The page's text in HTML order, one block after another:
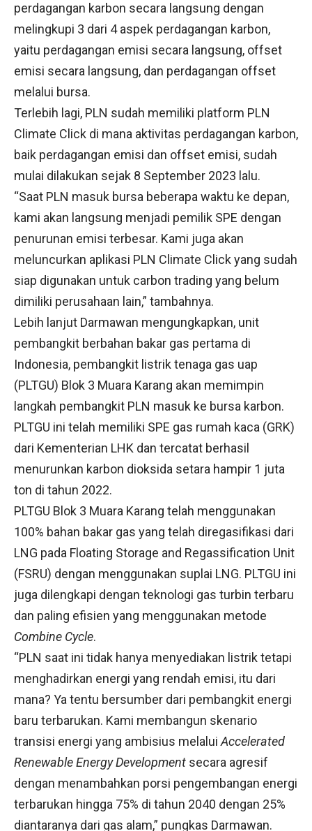
perdagangan karbon secara langsung dengan
melingkupi 3 dari 4 aspek perdagangan karbon,
yaitu perdagangan emisi secara langsung, offset
emisi secara langsung, dan perdagangan offset
melalui bursa.
Terlebih lagi, PLN sudah memiliki platform PLN
Climate Click di mana aktivitas perdagangan karbon,
baik perdagangan emisi dan offset emisi, sudah
mulai dilakukan sejak 8 September 2023 lalu.
“Saat PLN masuk bursa beberapa waktu ke depan,
kami akan langsung menjadi pemilik SPE dengan
penurunan emisi terbesar. Kami juga akan
meluncurkan aplikasi PLN Climate Click yang sudah
siap digunakan untuk carbon trading yang belum
dimiliki perusahaan lain,” tambahnya.
Lebih lanjut Darmawan mengungkapkan, unit
pembangkit berbahan bakar gas pertama di
Indonesia, pembangkit listrik tenaga gas uap
(PLTGU) Blok 3 Muara Karang akan memimpin
langkah pembangkit PLN masuk ke bursa karbon.
PLTGU ini telah memiliki SPE gas rumah kaca (GRK)
dari Kementerian LHK dan tercatat berhasil
menurunkan karbon dioksida setara hampir 1 juta
ton di tahun 2022.
PLTGU Blok 3 Muara Karang telah menggunakan
100% bahan bakar gas yang telah diregasifikasi dari
LNG pada Floating Storage and Regassification Unit
(FSRU) dengan menggunakan suplai LNG. PLTGU ini
juga dilengkapi dengan teknologi gas turbin terbaru
dan paling efisien yang menggunakan metode
Combine Cycle.
“PLN saat ini tidak hanya menyediakan listrik tetapi
menghadirkan energi yang rendah emisi, itu dari
mana? Ya tentu bersumber dari pembangkit energi
baru terbarukan. Kami membangun skenario
transisi energi yang ambisius melaluiAccelerated
Renewable Energy Development secara agresif
dengan menambahkan porsi pengembangan energi
terbarukan hingga 75% di tahun 2040 dengan 25%
diantaranya dari gas alam,” pungkas Darmawan.